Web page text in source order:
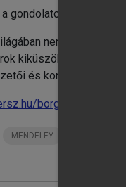
gondolatok?
nem könnyű
kiküszöbölésében
és kommunikációs
borgulya-
MENDELEY